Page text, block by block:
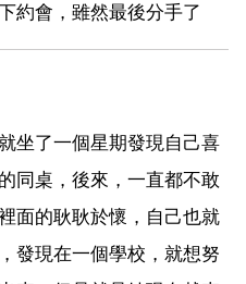
約會，雖然最後分手了
坐了一個星期發現自己喜
同桌，後來，一直都不敢
面的耿耿於懷，自己也就
發現在一個學校，就想努